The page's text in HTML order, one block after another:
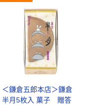
＜鎌倉五郎本店＞鎌倉
半月5枚入 菓子 贈答